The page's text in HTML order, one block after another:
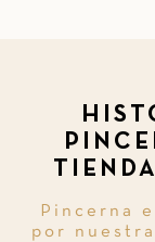
Pincerna
por